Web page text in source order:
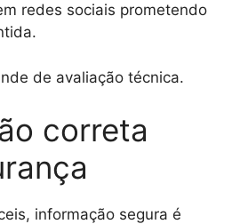
redes sociais prometendo
de avaliação técnica.
correta
informação segura é